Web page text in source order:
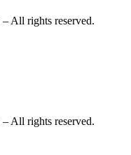
– All rights reserved.
– All rights reserved.